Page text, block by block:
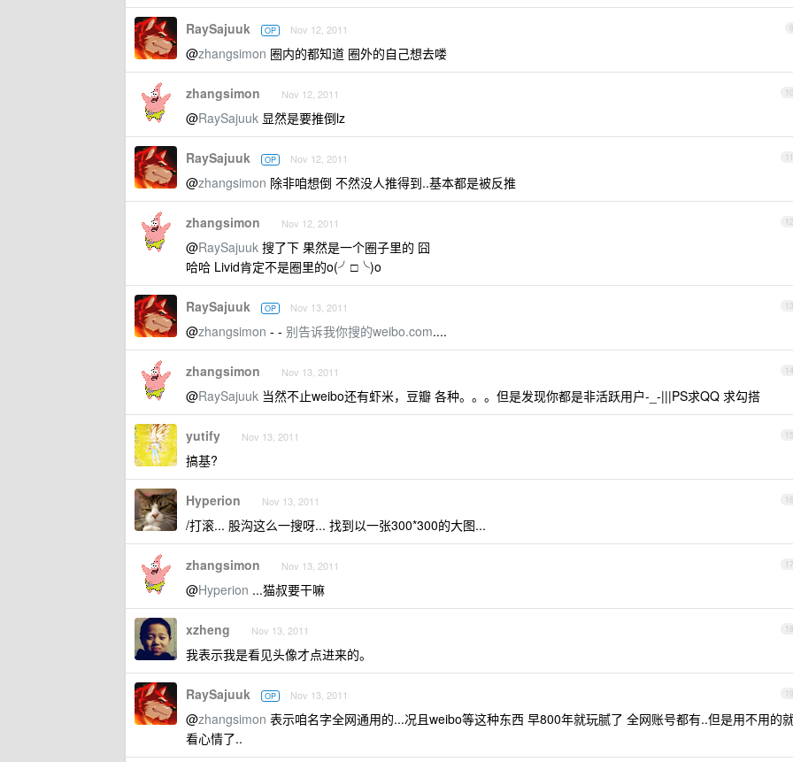
9
RaySajuuk OP Nov 12, 2011
@zhangsimon 圈内的都知道 圈外的自己想去喽
10
zhangsimon Nov 12, 2011
@RaySajuuk 显然是要推倒lz
11
RaySajuuk OP Nov 12, 2011
@zhangsimon 除非咱想倒 不然没人推得到..基本都是被反推
12
zhangsimon Nov 12, 2011
@RaySajuuk 搜了下 果然是一个圈子里的 囧
哈哈 Livid肯定不是圈里的o(╯□╰)o
13
RaySajuuk OP Nov 13, 2011
@zhangsimon - - 别告诉我你搜的weibo.com....
14
zhangsimon Nov 13, 2011
@RaySajuuk 当然不止weibo还有虾米，豆瓣 各种。。。但是发现你都是非活跃用户-_-|||PS求QQ 求勾搭
15
yutify Nov 13, 2011
搞基?
16
Hyperion Nov 13, 2011
/打滚... 股沟这么一搜呀... 找到以一张300*300的大图...
17
zhangsimon Nov 13, 2011
@Hyperion ...猫叔要干嘛
18
xzheng Nov 13, 2011
我表示我是看见头像才点进来的。
19
RaySajuuk OP Nov 13, 2011
@zhangsimon 表示咱名字全网通用的...况且weibo等这种东西 早800年就玩腻了 全网账号都有..但是用不用的
看心情了..